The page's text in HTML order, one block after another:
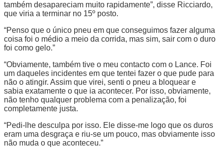
também desapareciam muito rapidamente”, disse Ricciardo,
que viria a terminar no 15º posto.
“Penso que o único pneu em que conseguimos fazer alguma
coisa foi o médio a meio da corrida, mas sim, sair com o duro
foi como gelo.”
“Obviamente, também tive o meu contacto com o Lance. Foi
um daqueles incidentes em que tentei fazer o que pude para
não o atingir. Assim que virei, senti o pneu a bloquear e
sabia exatamente o que ia acontecer. Por isso, obviamente,
não tenho qualquer problema com a penalização, foi
completamente justa.
“Pedi-lhe desculpa por isso. Ele disse-me logo que os duros
eram uma desgraça e riu-se um pouco, mas obviamente isso
não muda o que aconteceu.”